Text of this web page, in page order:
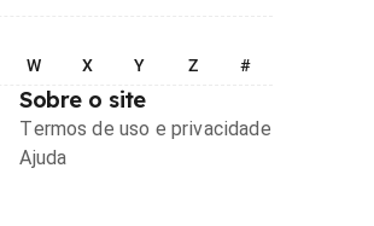
W X Y Z #
Sobre o site
Termos de uso e privacidade
Ajuda